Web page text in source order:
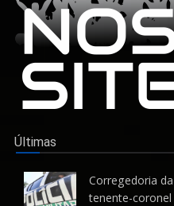
Últimas
Corregedoria
tenente-